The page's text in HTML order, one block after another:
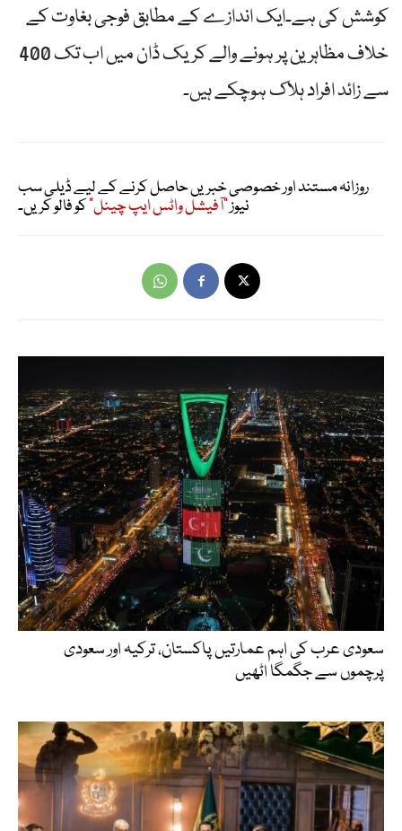
کوشش کی ہے۔ایک اندازے کے مطابق فوجی بغاوت کے
خلاف مظاہرین پر ہونے والے کریک ڈان میں اب تک 400
سے زائد افراد ہلاک ہوچکے ہیں۔
روزانہ مستند اور خصوصی خبریں حاصل کرنے کے لیے ڈیلی سب
نیوز"آفیشل واٹس ایپ چینل"کو فالو کریں۔
سعودی عرب کی اہم عمارتیں پاکستان، ترکیہ اور سعودی
پرچموں سے جگمگا اٹھیں